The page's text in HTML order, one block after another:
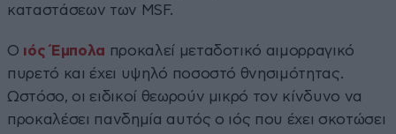
καταστάσεων των MSF.
Ο ιός Έμπολα προκαλεί μεταδοτικό αιμορραγικό
πυρετό και έχει υψηλό ποσοστό θνησιμότητας.
Ωστόσο, οι ειδικοί θεωρούν μικρό τον κίνδυνο να
προκαλέσει πανδημία αυτός ο ιός που έχει σκοτώσει